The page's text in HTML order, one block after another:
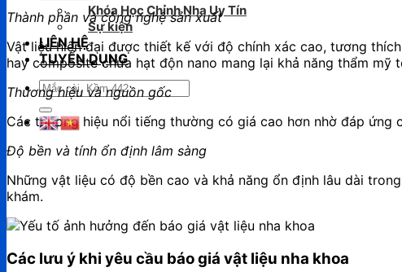
Khóa Học Chỉnh Nha Uy Tín
Sự kiện
LIÊN HỆ
TUYỂN DỤNG
Tìm
kiếm:
Thành phần và công nghệ sản xuất
Vật liệu hiện đại được thiết kế với độ chính xác cao, tương
hay composite chứa hạt độn nano mang lại khả năng thẩm mỹ
Thương hiệu và nguồn gốc
Các thương hiệu nổi tiếng thường có giá cao hơn nhờ đáp ứng
Độ bền và tính ổn định lâm sàng
Những vật liệu có độ bền cao và khả năng ổn định lâu dài
khám.
Các lưu ý khi yêu cầu báo giá vật liệu nha khoa